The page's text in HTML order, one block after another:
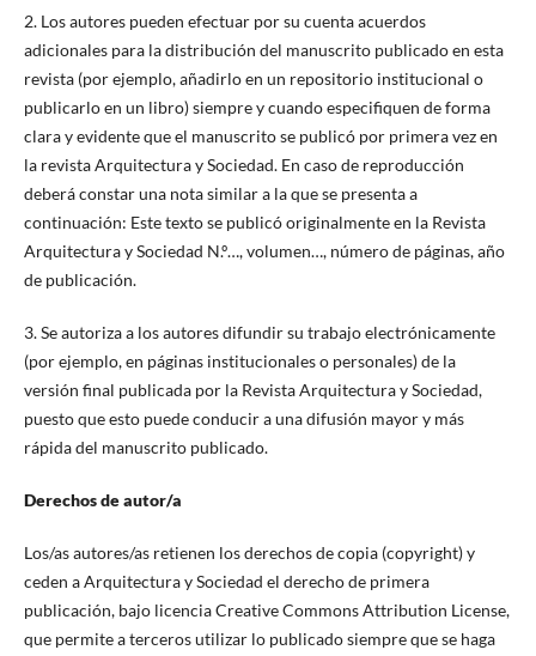
2. Los autores pueden efectuar por su cuenta acuerdos
adicionales para la distribución del manuscrito publicado en esta
revista (por ejemplo, añadirlo en un repositorio institucional o
publicarlo en un libro) siempre y cuando especifiquen de forma
clara y evidente que el manuscrito se publicó por primera vez en
la revista Arquitectura y Sociedad. En caso de reproducción
deberá constar una nota similar a la que se presenta a
continuación: Este texto se publicó originalmente en la Revista
Arquitectura y Sociedad N.º…, volumen…, número de páginas, año
de publicación.
3. Se autoriza a los autores difundir su trabajo electrónicamente
(por ejemplo, en páginas institucionales o personales) de la
versión final publicada por la Revista Arquitectura y Sociedad,
puesto que esto puede conducir a una difusión mayor y más
rápida del manuscrito publicado.
Derechos de autor/a
Los/as autores/as retienen los derechos de copia (copyright) y
ceden a Arquitectura y Sociedad el derecho de primera
publicación, bajo licencia Creative Commons Attribution License,
que permite a terceros utilizar lo publicado siempre que se haga